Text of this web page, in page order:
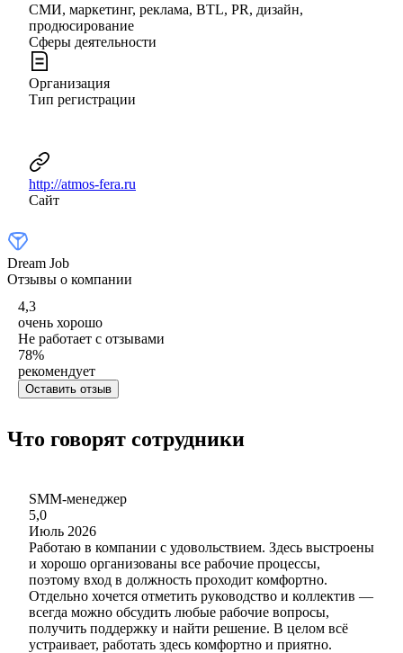
СМИ, маркетинг, реклама, BTL, PR, дизайн,
продюсирование
Сферы деятельности
Организация
Тип регистрации
http://atmos-fera.ru
Сайт
Dream Job
Отзывы о компании
4,3
очень хорошо
Не работает с отзывами
78%
рекомендует
Оставить отзыв
Что говорят сотрудники
SMM-менеджер
5,0
Июль 2026
Работаю в компании с удовольствием. Здесь выстроены
и хорошо организованы все рабочие процессы,
поэтому вход в должность проходит комфортно.
Отдельно хочется отметить руководство и коллектив —
всегда можно обсудить любые рабочие вопросы,
получить поддержку и найти решение. В целом всё
устраивает, работать здесь комфортно и приятно.